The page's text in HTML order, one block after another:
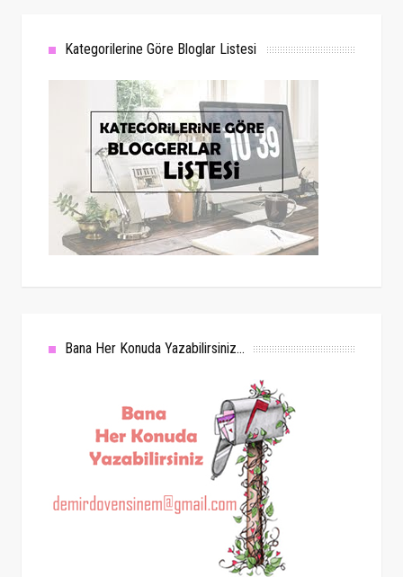
Kategorilerine Göre Bloglar Listesi
Bana Her Konuda Yazabilirsiniz...